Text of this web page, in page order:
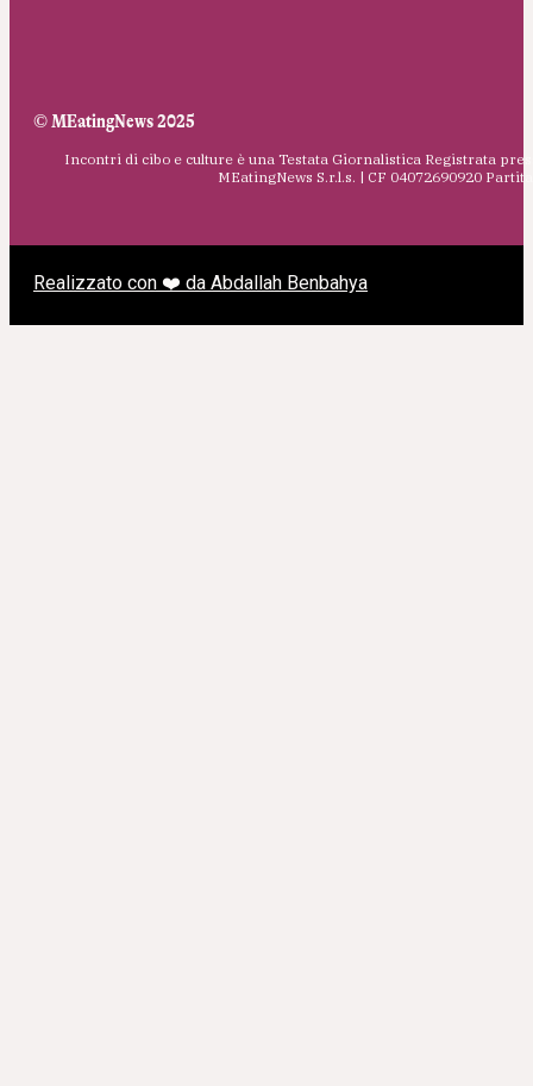
© MEatingNews 2025
Incontri di cibo e culture è una Testata Giornalistica Registrata
MEatingNews S.r.l.s. | CF 04072690920
Realizzato con ❤️ da Abdallah Benbahya